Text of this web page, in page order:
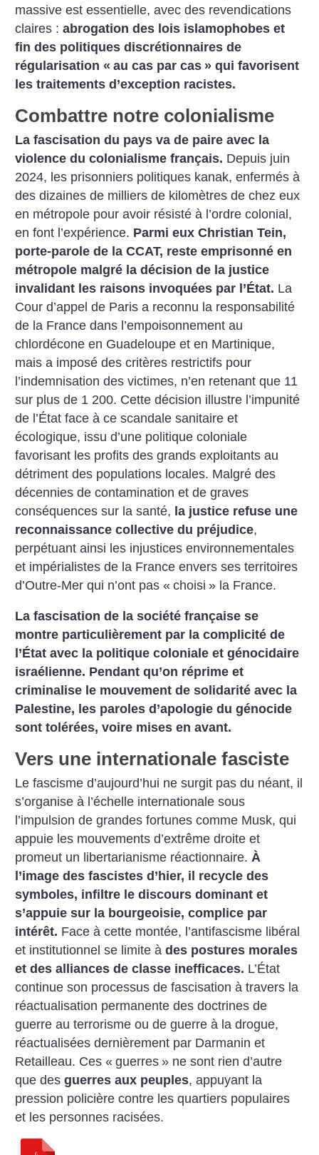
massive est essentielle, avec des revendications
claires :abrogation des lois islamophobes et
fin des politiques discrétionnaires de
régularisation « au cas par cas » qui favorisent
les traitements d’exception racistes.
Combattre notre colonialisme
La fascisation du pays va de paire avec la
violence du colonialisme français. Depuis juin
2024, les prisonniers politiques kanak, enfermés à
des dizaines de milliers de kilomètres de chez eux
en métropole pour avoir résisté à l’ordre colonial,
en font l’expérience. Parmi eux Christian Tein,
porte-parole de la CCAT, reste emprisonné en
métropole malgré la décision de la justice
invalidant les raisons invoquées par l’État. La
Cour d’appel de Paris a reconnu la responsabilité
de la France dans l’empoisonnement au
chlordécone en Guadeloupe et en Martinique,
mais a imposé des critères restrictifs pour
l’indemnisation des victimes, n’en retenant que 11
sur plus de 1 200. Cette décision illustre l’impunité
de l’État face à ce scandale sanitaire et
écologique, issu d’une politique coloniale
favorisant les profits des grands exploitants au
détriment des populations locales. Malgré des
décennies de contamination et de graves
conséquences sur la santé, la justice refuse une
reconnaissance collective du préjudice,
perpétuant ainsi les injustices environnementales
et impérialistes de la France envers ses territoires
d’Outre-Mer qui n’ont pas « choisi » la France.
La fascisation de la société française se
montre particulièrement par la complicité de
l’État avec la politique coloniale et génocidaire
israélienne. Pendant qu’on réprime et
criminalise le mouvement de solidarité avec la
Palestine, les paroles d’apologie du génocide
sont tolérées, voire mises en avant.
Vers une internationale fasciste
Le fascisme d’aujourd’hui ne surgit pas du néant, il
s’organise à l’échelle internationale sous
l’impulsion de grandes fortunes comme Musk, qui
appuie les mouvements d’extrême droite et
promeut un libertarianisme réactionnaire. À
l’image des fascistes d’hier, il recycle des
symboles, infiltre le discours dominant et
s’appuie sur la bourgeoisie, complice par
intérêt. Face à cette montée, l’antifascisme libéral
et institutionnel se limite àdes postures morales
et des alliances de classe inefficaces. L’État
continue son processus de fascisation à travers la
réactualisation permanente des doctrines de
guerre au terrorisme ou de guerre à la drogue,
réactualisées dernièrement par Darmanin et
Retailleau. Ces « guerres » ne sont rien d’autre
que desguerres aux peuples, appuyant la
pression policière contre les quartiers populaires
et les personnes racisées.